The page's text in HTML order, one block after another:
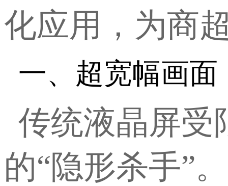
化应用，为商
一、超宽幅画
传统液晶屏受
的“隐形杀手”